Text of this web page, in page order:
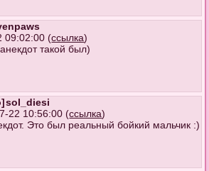
09:02:00 (ссылка)
такой был)
sol_diesi
22 10:56:00 (ссылка)
Это был реальный бойкий мальчик :)